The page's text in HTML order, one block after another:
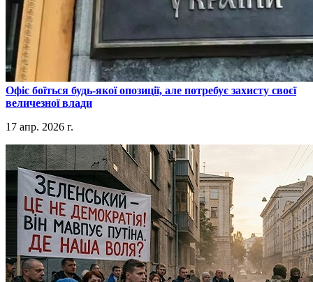
​Офіс боїться будь-якої опозиції, але потребує захисту своєї
величезної влади
17 апр. 2026 г.